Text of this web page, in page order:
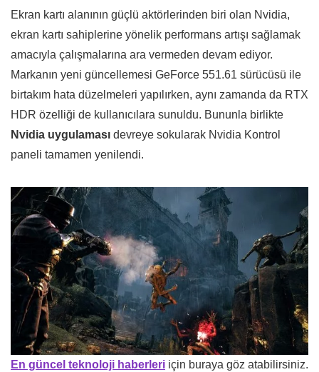
Ekran kartı alanının güçlü aktörlerinden biri olan Nvidia,
ekran kartı sahiplerine yönelik performans artışı sağlamak
amacıyla çalışmalarına ara vermeden devam ediyor.
Markanın yeni güncellemesi GeForce 551.61 sürücüsü ile
birtakım hata düzelmeleri yapılırken, aynı zamanda da RTX
HDR özelliği de kullanıcılara sunuldu. Bununla birlikte
Nvidia uygulaması devreye sokularak Nvidia Kontrol
paneli tamamen yenilendi.
En güncel teknoloji haberleri için buraya göz atabilirsiniz.